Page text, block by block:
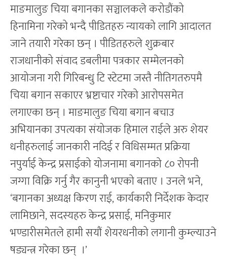
माङमालुङ चिया बगानका सञ्चालकले करोडौंको
हिनामिना गरेको भन्दै पीडितहरु न्यायको लागि आदालत
जाने तयारी गरेका छन् । पीडितहरुले शुक्रबार
राजधानीको संवाद डबलीमा पत्रकार सम्मेलनको
आयोजना गरी गिरिबन्धु टि स्टेटमा जस्तै नीतिगतरुपमै
चिया बगान सकाएर भ्रष्टाचार गरेको आरोपसमेत
लगाएका छन् । माङमालुङ चिया बगान बचाउ
अभियानका उपत्यका संयोजक हिमाल राईले अरु शेयर
धनीहरुलाई जानकारी नदिई र विधिसम्मत प्रक्रिया
नपुर्याई केन्द्र प्रसाईको योजनामा बगानको ८० रोपनी
जग्गा विक्रि गर्नु गैर कानुनी भएको बताए । उनले भने,
‘बगानका अध्यक्ष किरण राई, कार्यकारी निर्देशक केदार
लामिछाने, सदस्यहरु केन्द्र प्रसाई, मनिकुमार
भण्डारीसमेतले हामी सयौं शेयरधनीको लगानी कुम्ल्याउने
षड्यन्त्र गरेका छन् ।’